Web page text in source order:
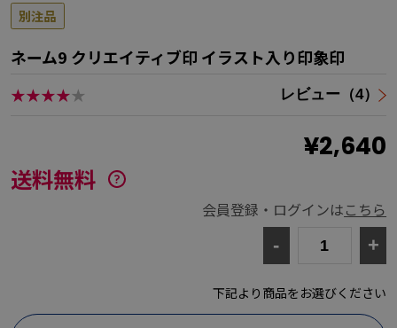
別注品
ネーム9 クリエイティブ印 イラスト入り印象印
★★★★★ レビュー（4）
¥2,640
送料無料
会員登録・ログインはこちら
- +
下記より商品をお選びください